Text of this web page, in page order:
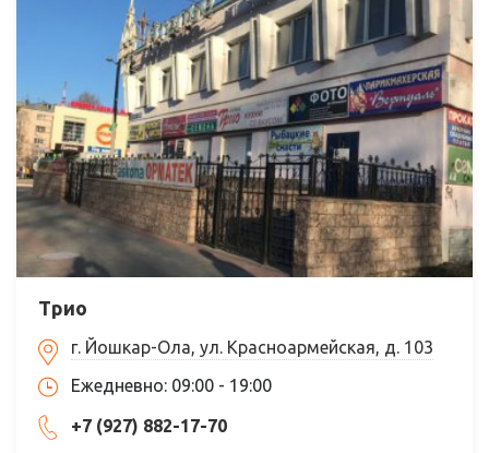
Трио
г. Йошкар-Ола, ул. Красноармейская, д. 103
Ежедневно: 09:00 - 19:00
+7 (927) 882-17-70